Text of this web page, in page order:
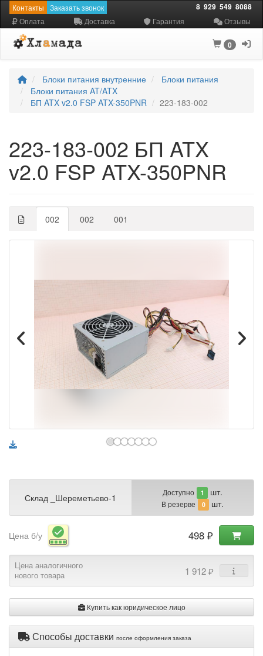
Контакты Заказать звонок 8 929 549 8088
Оплата Доставка Гарантия Отзывы
0
Блоки питания внутренние
Блоки питания
Блоки питания AT/ATX
БП ATX v2.0 FSP ATX-350PNR
223-183-002
223-183-002 БП ATX
v2.0 FSP ATX-350PNR
002 002 001
Склад _Шереметьево-1 Доступно 1 шт.
В резерве 0 шт.
Цена б/у 498 ₽
Цена аналогичного
нового товара
1 912 ₽
Купить как юридическое лицо
Способы доставки после оформления заказа